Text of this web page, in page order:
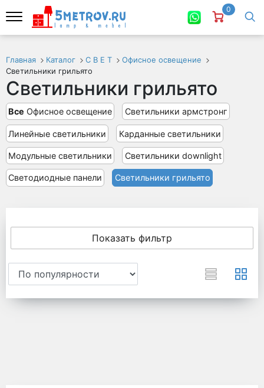
0
Главная Каталог С В Е Т
Офисное освещение
Светильники грильято
Светильники грильято
Все Офисное освещение Светильники армстронг
Линейные светильники Карданные светильники
Модульные светильники Светильники downlight
Светодиодные панели Светильники грильято
Показать фильтр